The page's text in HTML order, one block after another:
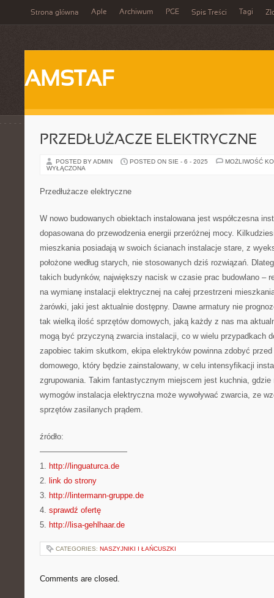
Strona główna Aple Archiwum PGE Spis Treści Tagi
AMSTAF
PRZEDŁUŻACZE ELEKTRYCZNE
POSTED BY ADMIN POSTED ON SIE - 6 - 2025
MOŻLIWOŚĆ
WYŁĄCZONA
Przedłużacze elektryczne
W nowo budowanych obiektach instalowana jest współczesna
dopasowana do przewodzenia energii przeróżnej mocy.
mieszkania posiadają w swoich ścianach instalacje stare, z
położone według starych, nie stosowanych dziś rozwiązań.
takich budynków, największy nacisk w czasie prac budowlano –
na wymianę instalacji elektrycznej na całej przestrzeni
żarówki, jaki jest aktualnie dostępny. Dawne armatury nie
tak wielką ilość sprzętów domowych, jaką każdy z nas ma
mogą być przyczyną zwarcia instalacji, co w wielu przypadkach
zapobiec takim skutkom, ekipa elektryków powinna zdobyć
domowego, który będzie zainstalowany, w celu intensyfikacji
zgrupowania. Takim fantastycznym miejscem jest kuchnia, gdzie
wymogów instalacja elektryczna może wywoływać zwarcia, ze
sprzętów zasilanych prądem.
źródło:
———————————
1. http://linguaturca.de
2. link do strony
3. http://lintermann-gruppe.de
4. sprawdź ofertę
5. http://lisa-gehlhaar.de
CATEGORIES: NASZYJNIKI I ŁAŃCUSZKI
Comments are closed.